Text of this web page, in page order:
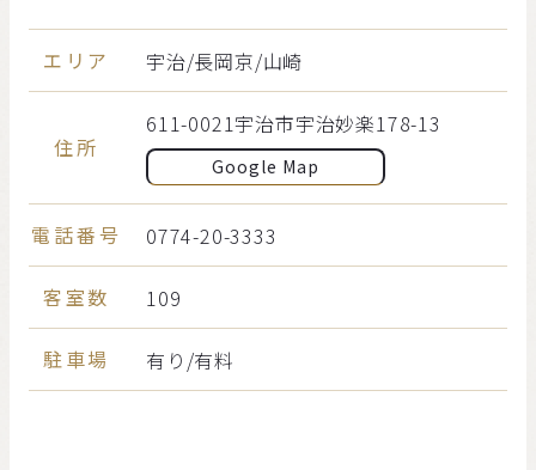
エリア 宇治/⻑岡京/⼭崎
住所
611-0021宇治市宇治妙楽178-13
Google Map
電話番号 0774-20-3333
客室数 109
駐車場 有り/有料